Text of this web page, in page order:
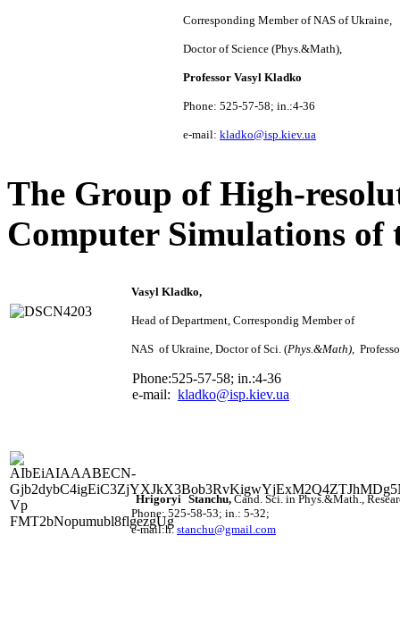
Corresponding Member of NAS of Ukraine,
Doctor of Science (Phys.&Math),
Professor Vasyl Kladko
Phone: 525-57-58; in.:4-36
e-mail: kladko@isp.kiev.ua
The Group of High-
Computer Simulations of
Vasyl Kladko,
Head of Department, Correspondig Member of
NAS of Ukraine, Doctor of Sci. (Phys.&Math),
Phone:525-57-58; in.:4-36
e-mail: kladko@isp.kiev.ua
Hrigoryi Stanchu, Cand. Sci. in Phys.&Math.,
Phone: 525-58-53; in.: 5-32;
e-mail:h. stanchu@gmail.com